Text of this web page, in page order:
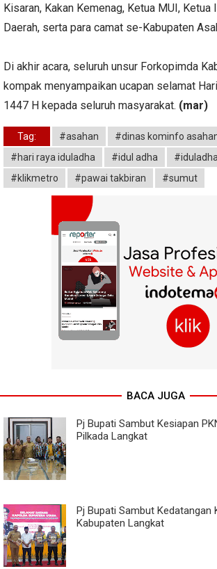
Kisaran, Kakan Kemenag, Ketua MUI, Ketua
Daerah, serta para camat se-Kabupaten
Di akhir acara, seluruh unsur Forkopimda
kompak menyampaikan ucapan selamat
1447 H kepada seluruh masyarakat. (mar)
Tag: #asahan
#dinas kominfo
#hari raya iduladha
#idul adha
#klikmetro
#pawai takbiran #sumut
BACA JUGA
Pj Bupati Sambut Kesiapan
Pilkada Langkat
Pj Bupati Sambut Kedatangan
Kabupaten Langkat